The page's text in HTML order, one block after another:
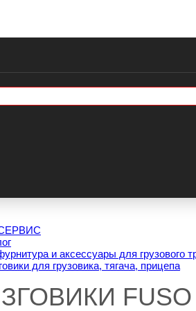
и аксессуары для грузового
для грузовика, тягача, прицепа
FUSO